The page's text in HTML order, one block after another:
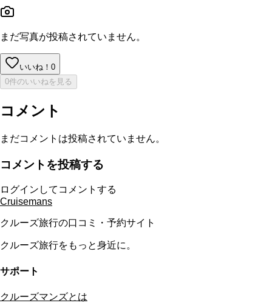
まだ写真が投稿されていません。
いいね！ 0
0件のいいねを見る
コメント
まだコメントは投稿されていません。
コメントを投稿する
ログインしてコメントする
Cruisemans
クルーズ旅行の口コミ・予約サイト
クルーズ旅行をもっと身近に。
サポート
クルーズマンズとは